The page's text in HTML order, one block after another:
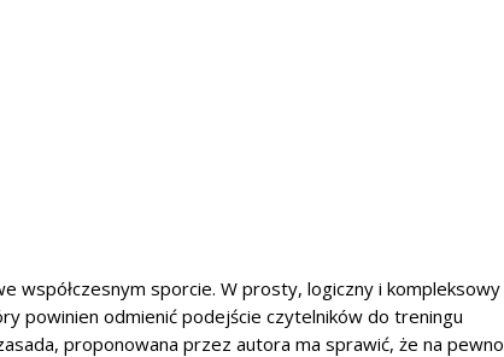
współczesnym sporcie. W prosty, logiczny i kompleksowy
powinien odmienić podejście czytelników do treningu
proponowana przez autora ma sprawić, że na pewno